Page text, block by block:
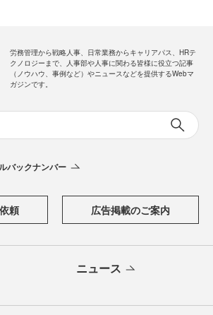
労務管理から戦略人事、日常業務からキャリアパス、HRテ
クノロジーまで、人事部や人事に関わる皆様に役立つ記事
（ノウハウ、事例など）やニュースなどを提供するWebマ
ガジンです。
バックナンバー
頼 広告掲載のご案内
ニュース